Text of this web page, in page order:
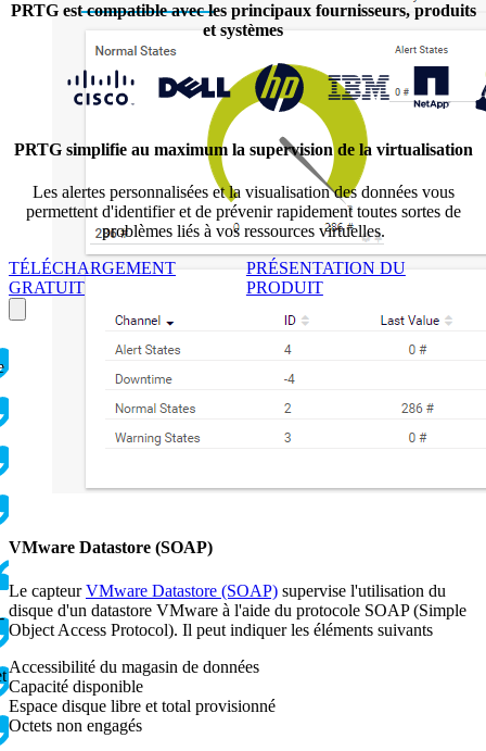
VMware Datastore (SOAP)
Le capteurVMware Datastore (SOAP) supervise l'utilisation du
disque d'un datastore VMware à l'aide du protocole SOAP (Simple
Object Access Protocol). Il peut indiquer les éléments suivants
Accessibilité du magasin de données
Capacité disponible
Espace disque libre et total provisionné
Octets non engagés
PRTG est compatible avec les principaux fournisseurs, produits
et systèmes
PRTG simplifie au maximum la supervision de la virtualisation
Les alertes personnalisées et la visualisation des données vous
permettent d'identifier et de prévenir rapidement toutes sortes de
problèmes liés à vos ressources virtuelles.
TÉLÉCHARGEMENT
GRATUIT
PRÉSENTATION DU
PRODUIT